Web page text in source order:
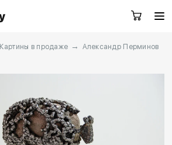
Картины в продаже → Александр Перминов